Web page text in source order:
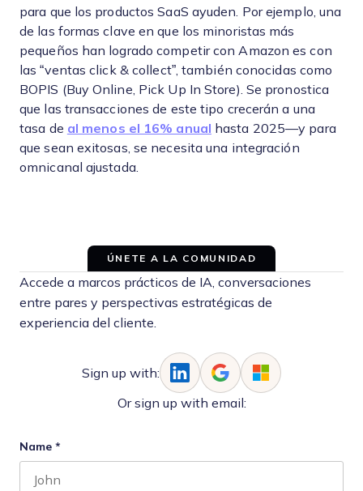
para que los productos SaaS ayuden. Por ejemplo, una
de las formas clave en que los minoristas más
pequeños han logrado competir con Amazon es con
las “ventas click & collect”, también conocidas como
BOPIS (Buy Online, Pick Up In Store). Se pronostica
que las transacciones de este tipo crecerán a una
tasa de al menos el 16% anual hasta 2025—y para
que sean exitosas, se necesita una integración
omnicanal ajustada.
ÚNETE A LA COMUNIDAD
Accede a marcos prácticos de IA, conversaciones
entre pares y perspectivas estratégicas de
experiencia del cliente.
Sign up with:
Or sign up with email:
Name *